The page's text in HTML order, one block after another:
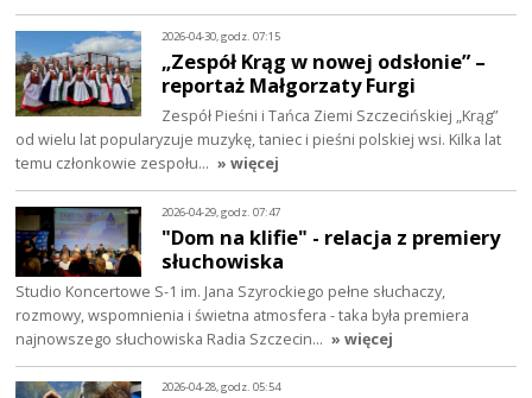
2026-04-30, godz. 07:15
„Zespół Krąg w nowej odsłonie” –
reportaż Małgorzaty Furgi
Zespół Pieśni i Tańca Ziemi Szczecińskiej „Krąg”
od wielu lat popularyzuje muzykę, taniec i pieśni polskiej wsi. Kilka lat
temu członkowie zespołu… » więcej
2026-04-29, godz. 07:47
"Dom na klifie" - relacja z premiery
słuchowiska
Studio Koncertowe S-1 im. Jana Szyrockiego pełne słuchaczy,
rozmowy, wspomnienia i świetna atmosfera - taka była premiera
najnowszego słuchowiska Radia Szczecin… » więcej
2026-04-28, godz. 05:54